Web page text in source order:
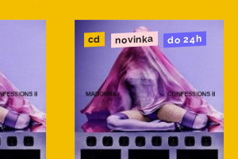
cd novinka do 24h